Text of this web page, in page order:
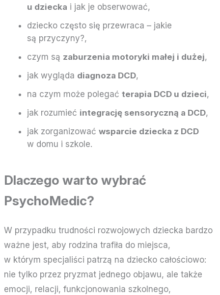
u dziecka i jak je obserwować,
dziecko często się przewraca – jakie
są przyczyny?,
czym są zaburzenia motoryki małej i dużej,
jak wygląda diagnoza DCD,
na czym może polegać terapia DCD u dzieci,
jak rozumieć integrację sensoryczną a DCD,
jak zorganizować wsparcie dziecka z DCD
w domu i szkole.
Dlaczego warto wybrać
PsychoMedic?
W przypadku trudności rozwojowych dziecka bardzo
ważne jest, aby rodzina trafiła do miejsca,
w którym specjaliści patrzą na dziecko całościowo:
nie tylko przez pryzmat jednego objawu, ale także
emocji, relacji, funkcjonowania szkolnego,